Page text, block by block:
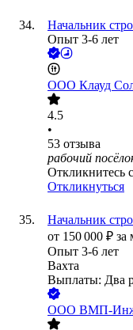
Начальник
Опыт 3-6 лет
ООО Клауд
4.5
•
53 отзыва
рабочий
Откликнитесь
Откликнуться
Начальник
от 150 000 ₽ за
Опыт 3-6 лет
Вахта
Выплаты: Два
ООО ВМП-